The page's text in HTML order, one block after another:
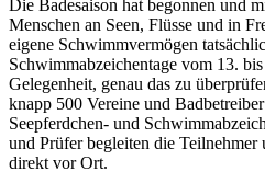
Die Badesaison hat begonnen und
Menschen an Seen, Flüsse und in
eigene Schwimmvermögen
Schwimmabzeichentage vom 13.
Gelegenheit, genau das zu
knapp 500 Vereine und
Seepferdchen- und
und Prüfer begleiten die Teilnehmer
direkt vor Ort.